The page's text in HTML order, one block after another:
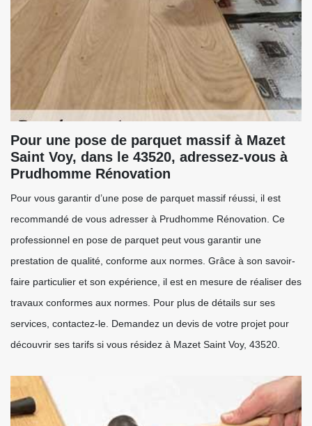
Pour une pose de parquet massif à Mazet
Saint Voy, dans le 43520, adressez-vous à
Prudhomme Rénovation
Pour vous garantir d’une pose de parquet massif réussi, il est
recommandé de vous adresser à Prudhomme Rénovation. Ce
professionnel en pose de parquet peut vous garantir une
prestation de qualité, conforme aux normes. Grâce à son savoir-
faire particulier et son expérience, il est en mesure de réaliser des
travaux conformes aux normes. Pour plus de détails sur ses
services, contactez-le. Demandez un devis de votre projet pour
découvrir ses tarifs si vous résidez à Mazet Saint Voy, 43520.